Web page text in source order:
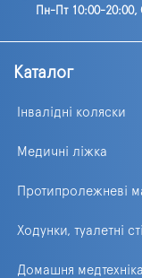
Пн-Пт 10:00-
Каталог
Інвалідні коляски
Медичні ліжка
Протипролежневі
Ходунки, туалетні
Домашня медтехніка